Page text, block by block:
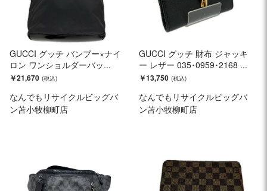
GUCCI グッチ バンブー×ナイ
ロン ワンショルダーバッ...
￥21,670
なんでもリサイクルビッグバ
ン苫小牧柳町店
GUCCI グッチ 財布 ジャッキ
ー レザー 035･0959･2168 ...
￥13,750
なんでもリサイクルビッグバ
ン苫小牧柳町店